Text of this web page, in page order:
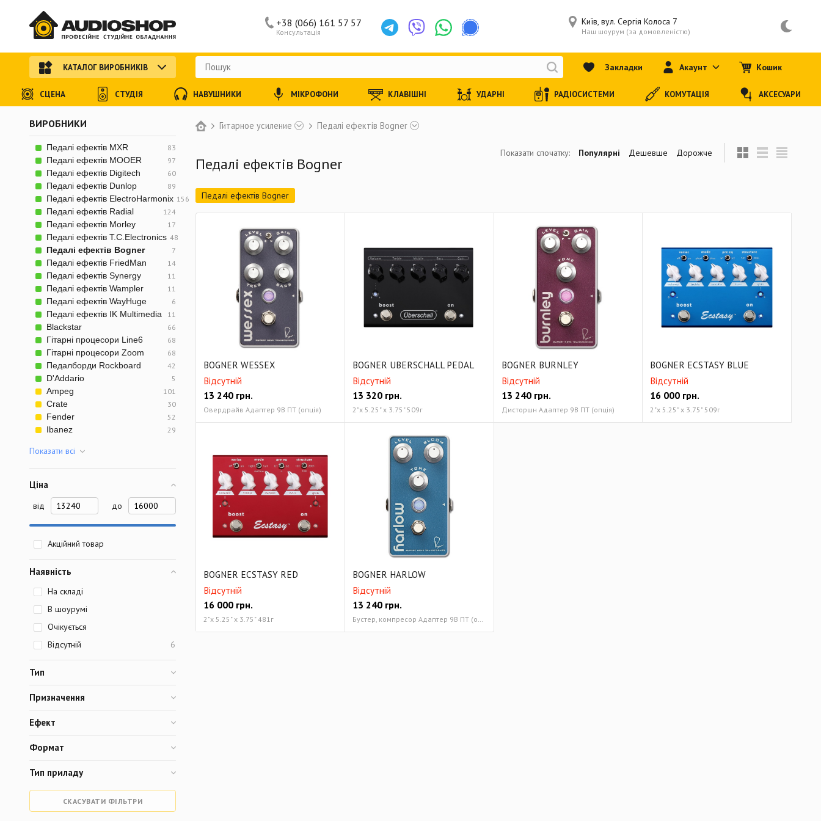
Гитарное усиление Педалі ефектів Bogner
Педалі ефектів Bogner
Педалі ефектів Bogner
BOGNER WESSEX
Відсутній
13 240 грн.
Овердрайв Адаптер 9В ПТ (опція)
BOGNER UBERSCHALL PEDAL
Відсутній
13 320грн.
2"х 5.25" х 3.75" 509г
BOGNER BURNLEY
Відсутній
13 240грн.
Дисторшн Адаптер 9В ПТ (опція)
BOGNER ECSTASY BLUE
Відсутній
16 000 грн.
2"х 5.25" х 3.75" 509г
BOGNER ECSTASY RED
Відсутній
16 000 грн.
2"х 5.25" х 3.75" 481г
BOGNER HARLOW
Відсутній
13 240грн.
Показати спочатку: Популярні Дешевше Дорожче
ВИРОБНИКИ
Педалі ефектів MXR 83
Педалі ефектів MOOER 97
Педалі ефектів Digitech 60
Педалі ефектів Dunlop 89
Педалі ефектів ElectroHarmonix 156
Педалі ефектів Radial 124
Педалі ефектів Morley 17
Педалі ефектів T.C.Electronics 48
Педалі ефектів Bogner 7
Педалі ефектів FriedMan 14
Педалі ефектів Synergy 11
Педалі ефектів Wampler 11
Педалі ефектів WayHuge 6
Педалі ефектів IK Multimedia 11
Blackstar 66
Гітарні процесори Line6 68
Гітарні процесори Zoom 68
Педалборди Rockboard 42
D'Addario 5
Ampeg 101
Crate 30
Fender 52
Ibanez 29
Показати всi
Ціна
від до
Акційний товар
Наявність
На складі
В шоурумі
Очікується
Відсутній
6
Тип
Призначення
Ефект
Формат
Тип приладу
СКАСУВАТИ ФІЛЬТРИ
Консультація
+38 (066) 161 57 57 Київ, вул. Сергія Колоса 7
Наш шоурум (за домовленістю)
КАТАЛОГ ВИРОБНИКІВ Закладки Акаунт Кошик
СЦЕНА СТУДІЯ НАВУШНИКИ МІКРОФОНИ КЛАВІШНІ УДАРНІ РАДІОСИСТЕМИ КОМУТАЦІЯ АКСЕСУАРИ